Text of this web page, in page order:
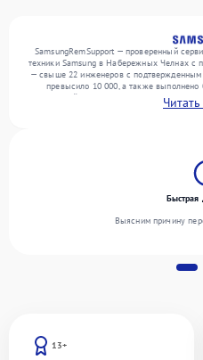
SamsungRemSupport — проверенный
техники Samsung в Набережных Челнах с
— свыше 22 инженеров с
превысило 10 000, а также
сервисный центр поступает свыше 300
поломки любой сложности и предлагаем
13+
Быстрая
Выясним причину